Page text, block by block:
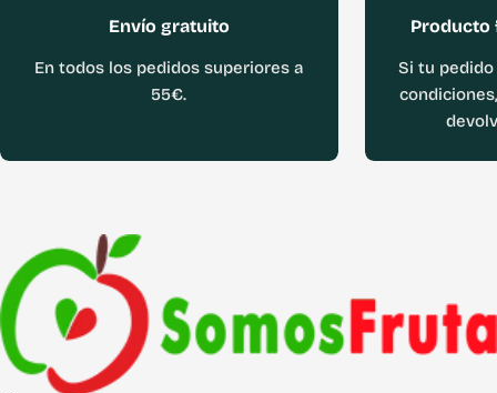
Envío gratuito
En todos los pedidos superiores a
55€.
Producto
Si tu